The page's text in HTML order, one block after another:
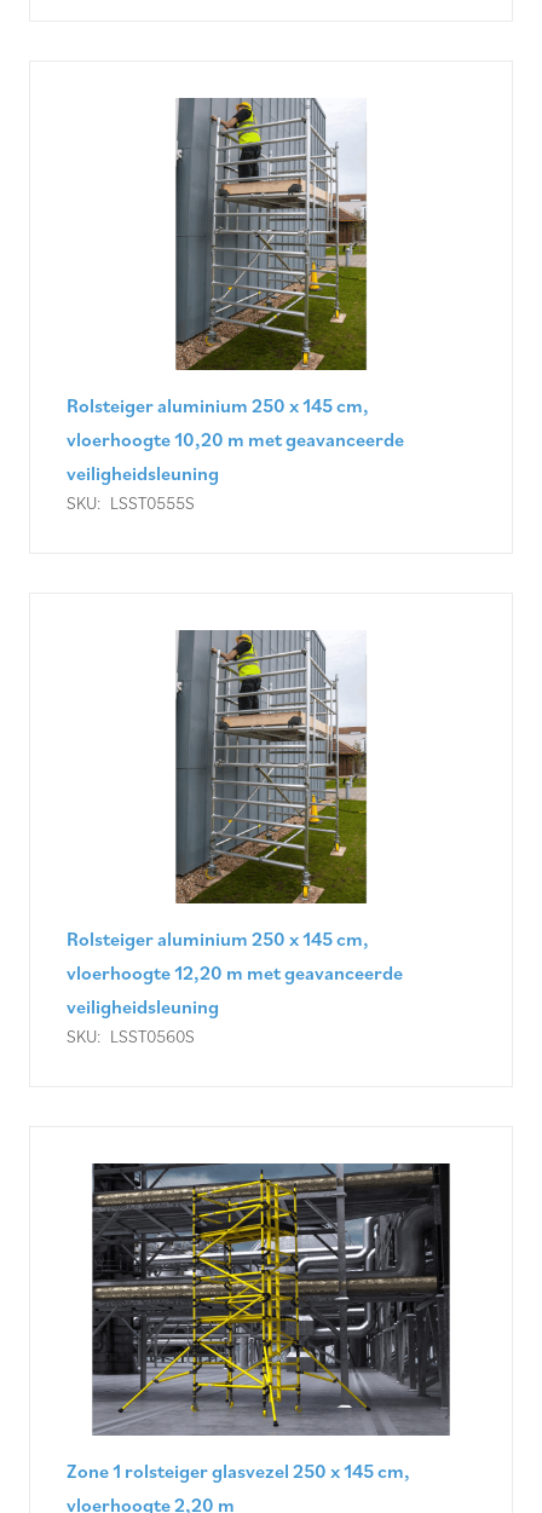
Rolsteiger aluminium 250 x 145 cm,
vloerhoogte 10,20 m met geavanceerde
veiligheidsleuning
SKU: LSST0555S
Rolsteiger aluminium 250 x 145 cm,
vloerhoogte 12,20 m met geavanceerde
veiligheidsleuning
SKU: LSST0560S
Zone 1 rolsteiger glasvezel 250 x 145 cm,
vloerhoogte 2,20 m